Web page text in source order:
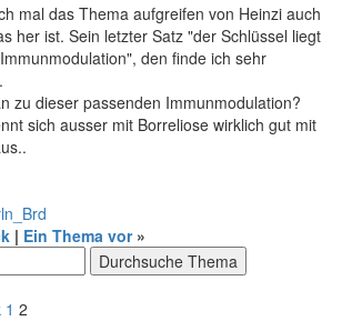
mal das Thema aufgreifen von Heinzi auch
her ist. Sein letzter Satz "der Schlüssel liegt
den finde ich sehr
zu dieser passenden Immunmodulation?
sich ausser mit Borreliose wirklich gut mit
| Ein Thema vor»
1 2